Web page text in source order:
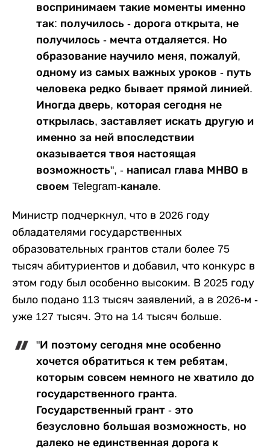
воспринимаем такие моменты именно
так: получилось - дорога открыта, не
получилось - мечта отдаляется. Но
образование научило меня, пожалуй,
одному из самых важных уроков - путь
человека редко бывает прямой линией.
Иногда дверь, которая сегодня не
открылась, заставляет искать другую и
именно за ней впоследствии
оказывается твоя настоящая
возможность", - написал глава МНВО в
своем Telegram-канале.
Министр подчеркнул, что в 2026 году
обладателями государственных
образовательных грантов стали более 75
тысяч абитуриентов и добавил, что конкурс в
этом году был особенно высоким. В 2025 году
было подано 113 тысяч заявлений, а в 2026-м -
уже 127 тысяч. Это на 14 тысяч больше.
"И поэтому сегодня мне особенно
хочется обратиться к тем ребятам,
которым совсем немного не хватило до
государственного гранта.
Государственный грант - это
безусловно большая возможность, но
далеко не единственная дорога к